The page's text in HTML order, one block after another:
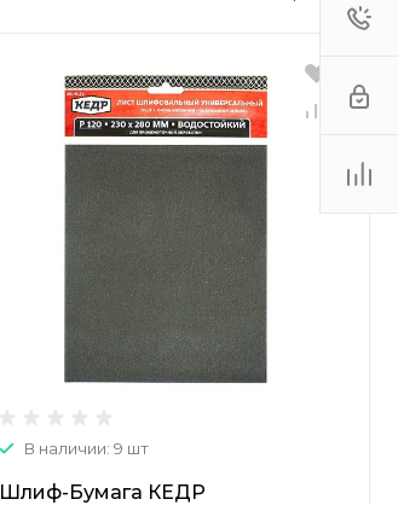
г. Узловая, Базарная
д.1А
Пн - Сб: 9.00-17.00 Вс:
9.00-15.00
(48735) 4-03-85
г. Кимовск,
Первомайская д.41
Пн - Сб: 9.00-17.00 Вс:
9.00-15.00
В наличии: 9 шт
Шлиф-Бумага КЕДР